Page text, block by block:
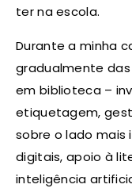
ter na escola.
Durante a minha
gradualmente
em biblioteca –
etiquetagem,
sobre o lado mais
digitais, apoio à
inteligência